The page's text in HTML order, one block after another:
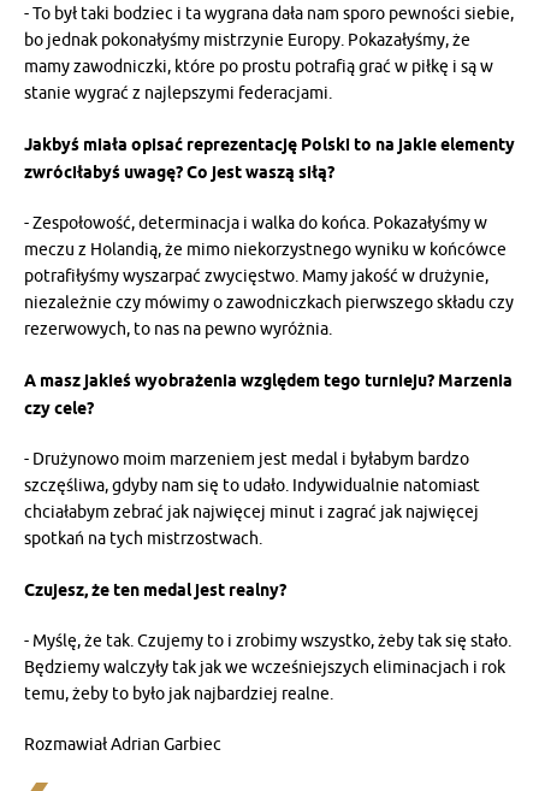
- To był taki bodziec i ta wygrana dała nam sporo pewności siebie,
bo jednak pokonałyśmy mistrzynie Europy. Pokazałyśmy, że
mamy zawodniczki, które po prostu potrafią grać w piłkę i są w
stanie wygrać z najlepszymi federacjami.
Jakbyś miała opisać reprezentację Polski to na jakie elementy
zwróciłabyś uwagę? Co jest waszą siłą?
- Zespołowość, determinacja i walka do końca. Pokazałyśmy w
meczu z Holandią, że mimo niekorzystnego wyniku w końcówce
potrafiłyśmy wyszarpać zwycięstwo. Mamy jakość w drużynie,
niezależnie czy mówimy o zawodniczkach pierwszego składu czy
rezerwowych, to nas na pewno wyróżnia.
A masz jakieś wyobrażenia względem tego turnieju? Marzenia
czy cele?
- Drużynowo moim marzeniem jest medal i byłabym bardzo
szczęśliwa, gdyby nam się to udało. Indywidualnie natomiast
chciałabym zebrać jak najwięcej minut i zagrać jak najwięcej
spotkań na tych mistrzostwach.
Czujesz, że ten medal jest realny?
- Myślę, że tak. Czujemy to i zrobimy wszystko, żeby tak się stało.
Będziemy walczyły tak jak we wcześniejszych eliminacjach i rok
temu, żeby to było jak najbardziej realne.
Rozmawiał Adrian Garbiec